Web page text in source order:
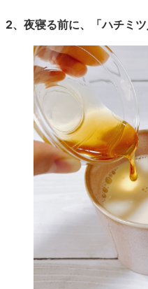
2、夜寝る前に、「ハチミツ